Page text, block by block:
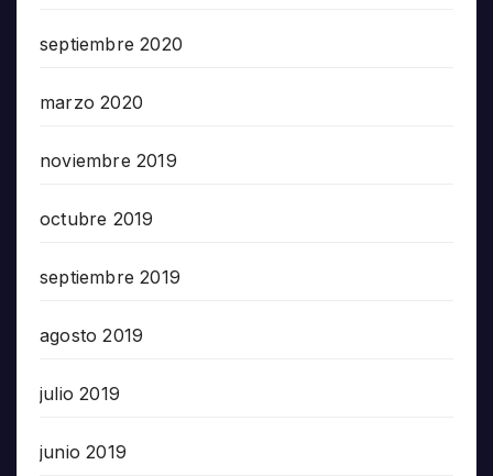
septiembre 2020
marzo 2020
noviembre 2019
octubre 2019
septiembre 2019
agosto 2019
julio 2019
junio 2019